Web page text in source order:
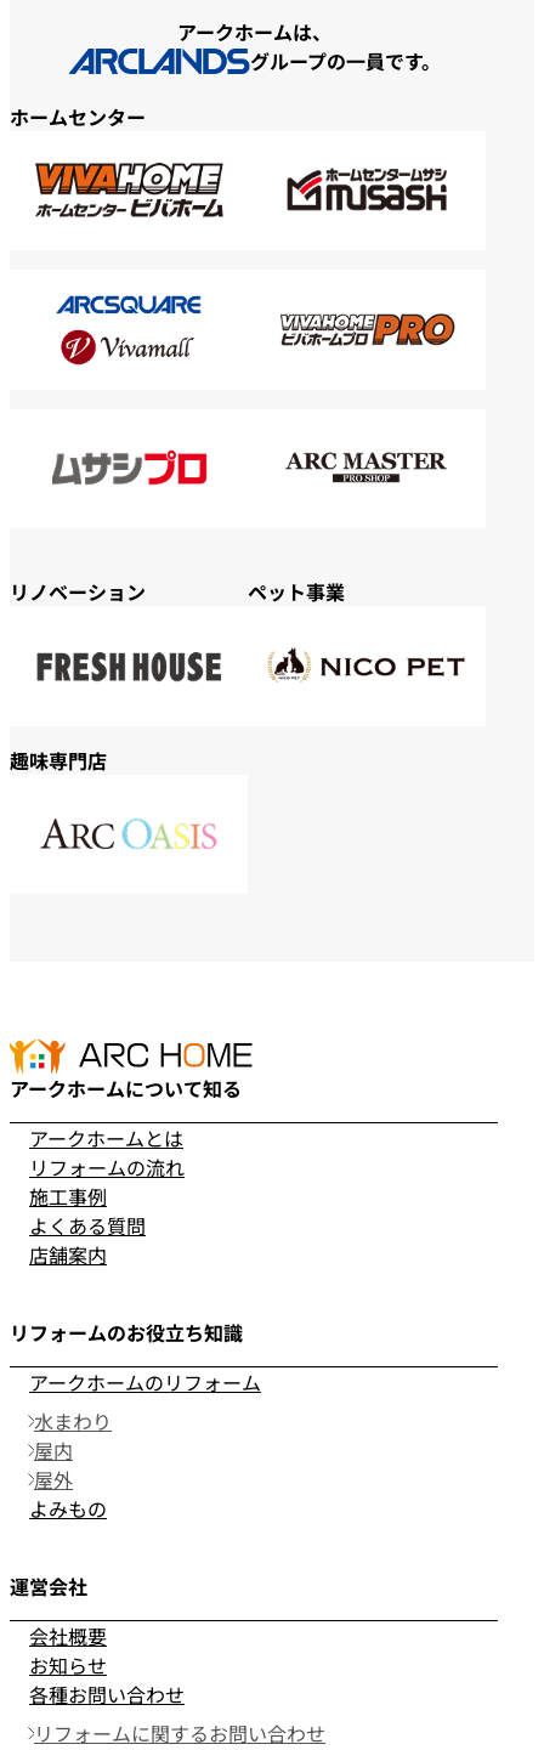
アークホームは、
グループの一員です。
ホームセンター
リノベーション ペット事業
趣味専門店
アークホームについて知る
アークホームとは
リフォームの流れ
施工事例
よくある質問
店舗案内
リフォームのお役立ち知識
アークホームのリフォーム
水まわり
屋内
屋外
よみもの
運営会社
会社概要
お知らせ
各種お問い合わせ
リフォームに関するお問い合わせ